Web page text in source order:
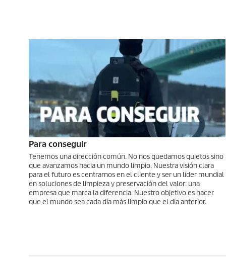
Para conseguir
Tenemos una dirección común. No nos quedamos quietos sino
que avanzamos hacia un mundo limpio. Nuestra visión clara
para el futuro es centrarnos en el cliente y ser un líder mundial
en soluciones de limpieza y preservación del valor: una
empresa que marca la diferencia. Nuestro objetivo es hacer
que el mundo sea cada día más limpio que el día anterior.